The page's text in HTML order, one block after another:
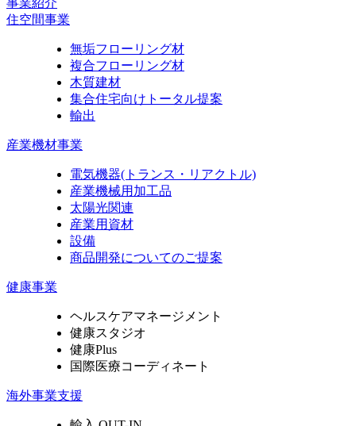
事業紹介
住空間事業
無垢フローリング材
複合フローリング材
木質建材
集合住宅向けトータル提案
輸出
産業機材事業
電気機器(トランス・リアクトル)
産業機械用加工品
太陽光関連
産業用資材
設備
商品開発についてのご提案
健康事業
ヘルスケアマネージメント
健康スタジオ
健康Plus
国際医療コーディネート
海外事業支援